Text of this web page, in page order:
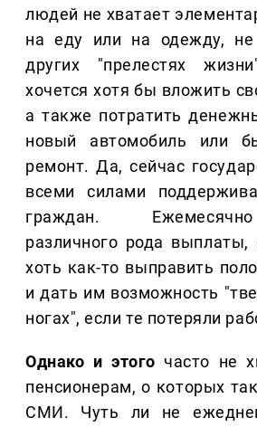
людей не хватает
на еду или на одежду,
других "прелестях
хочется хотя бы вложить
а также потратить
новый автомобиль или
ремонт. Да, сейчас
всеми силами
граждан.
различного рода выплаты,
хоть как-то выправить
и дать им возможность
ногах", если те потеряли
Однако и этогочасто не
пенсионерам, о которых
СМИ. Чуть ли не